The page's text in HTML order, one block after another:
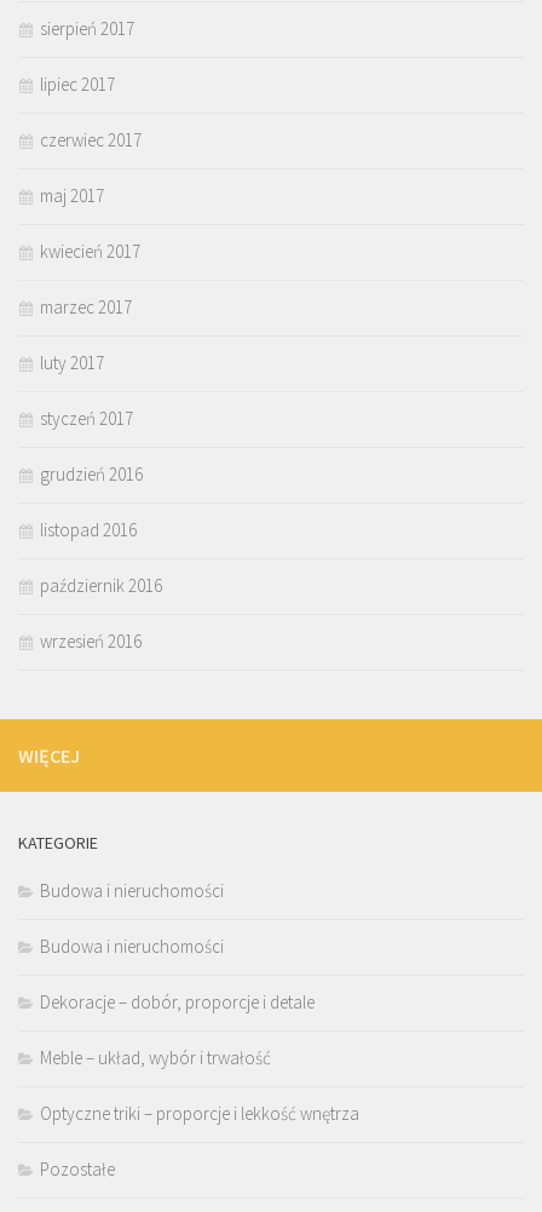
sierpień 2017
lipiec 2017
czerwiec 2017
maj 2017
kwiecień 2017
marzec 2017
luty 2017
styczeń 2017
grudzień 2016
listopad 2016
październik 2016
wrzesień 2016
WIĘCEJ
KATEGORIE
Budowa i nieruchomości
Budowa i nieruchomości
Dekoracje – dobór, proporcje i detale
Meble – układ, wybór i trwałość
Optyczne triki – proporcje i lekkość wnętrza
Pozostałe